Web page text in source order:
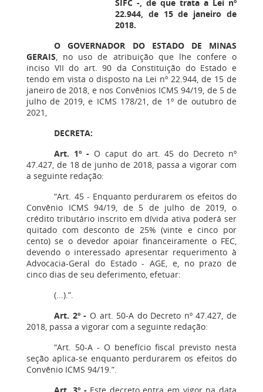
SIFC -, de que trata a Lei nº
22.944, de 15 de janeiro de
2018.
O GOVERNADOR DO ESTADO DE MINAS
GERAIS, no uso de atribuição que lhe confere o
inciso VII do art. 90 da Constituição do Estado e
tendo em vista o disposto na Lei nº 22.944, de 15 de
janeiro de 2018, e nos Convênios ICMS 94/19, de 5 de
julho de 2019, e ICMS 178/21, de 1º de outubro de
2021,
DECRETA:
Art. 1º - O caput do art. 45 do Decreto nº
47.427, de 18 de junho de 2018, passa a vigorar com
a seguinte redação:
“Art. 45 - Enquanto perdurarem os efeitos do
Convênio ICMS 94/19, de 5 de julho de 2019, o
crédito tributário inscrito em dívida ativa poderá ser
quitado com desconto de 25% (vinte e cinco por
cento) se o devedor apoiar financeiramente o FEC,
devendo o interessado apresentar requerimento à
Advocacia-Geral do Estado - AGE, e, no prazo de
cinco dias de seu deferimento, efetuar:
(...).”.
Art. 2º - O art. 50-A do Decreto nº 47.427, de
2018, passa a vigorar com a seguinte redação:
“Art. 50-A - O benefício fiscal previsto nesta
seção aplica-se enquanto perdurarem os efeitos do
Convênio ICMS 94/19.”.